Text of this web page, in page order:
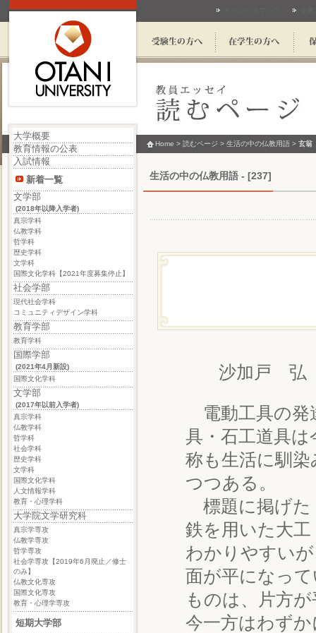
大学概要
教育情報の公表
入試情報
新着一覧
文学部
(2018年以降入学者)
真宗学科
仏教学科
哲学科
歴史学科
文学科
国際文化学科【2021年度募集停止】
社会学部
現代社会学科
コミュニティデザイン学科
教育学部
教育学科
国際学部
(2021年4月新設)
国際文化学科
文学部
(2017年以前入学者)
真宗学科
仏教学科
哲学科
社会学科
歴史学科
文学科
国際文化学科
人文情報学科
教育・心理学科
大学院文学研究科
真宗学専攻
仏教学専攻
哲学専攻
社会学専攻【2019年6月廃止／修士
のみ】
仏教文化専攻
国際文化専攻
教育・心理学専攻
短期大学部
Home > 読むページ > 生活の中の仏教用語 > 玄翁
生活の中の仏教用語 - [237]
沙加戸 弘
電動工具の発
具・石工道具
称も生活に馴
つつある。
標題に掲げた
鉄を用いた大
わかりやすい
面が平になっ
ものは、片方
今一方はわず